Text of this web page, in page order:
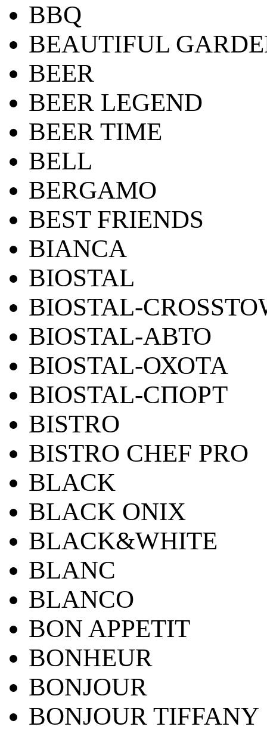
BBQ
BEAUTIFUL
BEER
BEER LEGEND
BEER TIME
BELL
BERGAMO
BEST FRIENDS
BIANCA
BIOSTAL
BIOSTAL-
BIOSTAL-АВТО
BIOSTAL-ОХОТА
BIOSTAL-СПОРТ
BISTRO
BISTRO CHEF PRO
BLACK
BLACK ONIX
BLACK&WHITE
BLANC
BLANCO
BON APPETIT
BONHEUR
BONJOUR
BONJOUR TIFFANY